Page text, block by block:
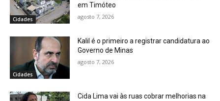
Cidades
em Timóteo
agosto 7, 2026
Cidades
Kalil é o primeiro a registrar candidatura ao
Governo de Minas
agosto 7, 2026
Cida Lima vai às ruas cobrar melhorias na